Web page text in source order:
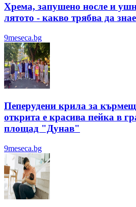
Хрема, запушено носле и
лятотo - какво трябва да
9meseca.bg
Пеперудени крила за
открита е красива пейка в
площад "Дунав"
9meseca.bg